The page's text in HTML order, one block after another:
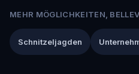
MEHR MÖGLICHKEITEN,
Schnitzeljagden